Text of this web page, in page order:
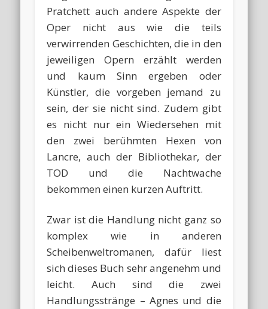
Pratchett auch andere Aspekte der
Oper nicht aus wie die teils
verwirrenden Geschichten, die in den
jeweiligen Opern erzählt werden
und kaum Sinn ergeben oder
Künstler, die vorgeben jemand zu
sein, der sie nicht sind. Zudem gibt
es nicht nur ein Wiedersehen mit
den zwei berühmten Hexen von
Lancre, auch der Bibliothekar, der
TOD und die Nachtwache
bekommen einen kurzen Auftritt.
Zwar ist die Handlung nicht ganz so
komplex wie in anderen
Scheibenweltromanen, dafür liest
sich dieses Buch sehr angenehm und
leicht. Auch sind die zwei
Handlungsstränge – Agnes und die